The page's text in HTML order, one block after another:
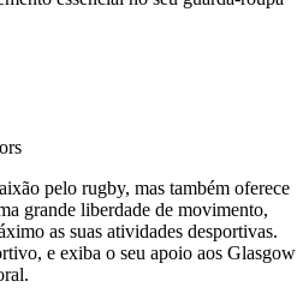
pelo rugby, mas também oferece
grande liberdade de movimento,
as suas atividades desportivas.
e exiba o seu apoio aos Glasgow